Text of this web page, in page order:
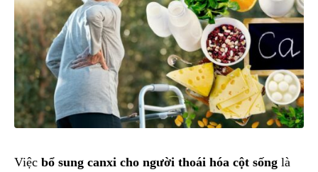
Việc bổ sung canxi cho người thoái hóa cột sống là